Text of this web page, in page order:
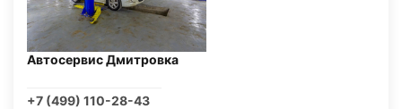
Автосервис Дмитровка
+7 (499) 110-28-43